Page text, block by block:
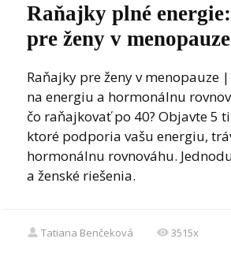
Raňajky plné
pre ženy v menopauze
Raňajky pre ženy v menopauze
na energiu a hormonálnu
čo raňajkovať po 40? Objavte 5
ktoré podporia vašu energiu,
hormonálnu rovnováhu.
a ženské riešenia.
Tatiana Benčeková 3515x